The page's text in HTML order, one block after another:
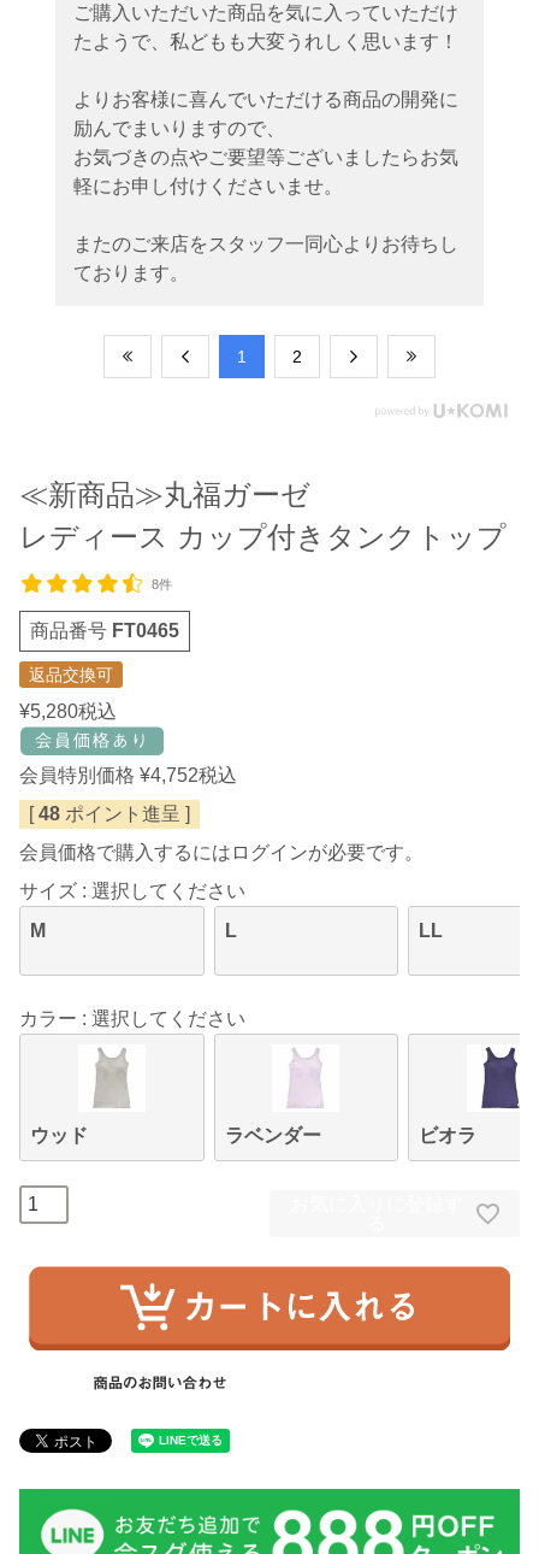
ご購入いただいた商品を気に入っていただけ
たようで、私どもも大変うれしく思います！
よりお客様に喜んでいただける商品の開発に
励んでまいりますので、
お気づきの点やご要望等ございましたらお気
軽にお申し付けくださいませ。
またのご来店をスタッフ一同心よりお待ちし
ております。
​1 ​2
≪新商品≫丸福ガーゼ
レディース カップ付きタンクトップ
8件
商品番号 FT0465
返品交換可
¥5,280税込
会員特別価格 ¥4,752税込
[ 48 ポイント進呈 ]
会員価格で購入するにはログインが必要です。
サイズ
選択してください
M
L LL
カラー 選択してください
ウッド ラベンダー ビオラ